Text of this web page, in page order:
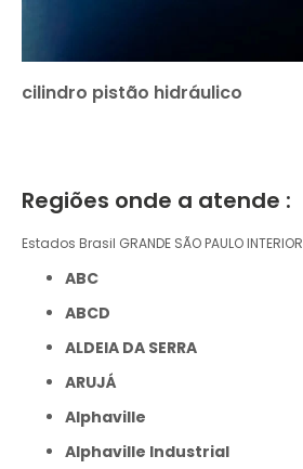
cilindro pistão hidráulico
Regiões onde a atende :
Estados Brasil GRANDE SÃO PAULO INTERIOR
ABC
ABCD
ALDEIA DA SERRA
ARUJÁ
Alphaville
Alphaville Industrial